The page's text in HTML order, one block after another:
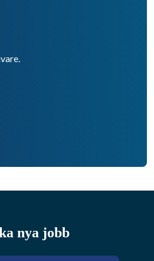
nya jobb